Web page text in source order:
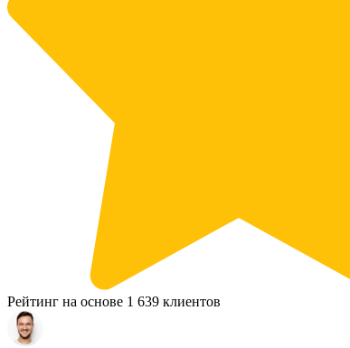
Рейтинг на основе 1 639 клиентов